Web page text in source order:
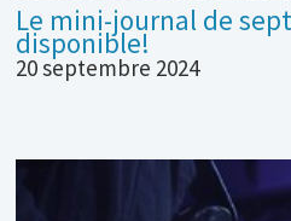
Le mini-journal de
disponible!
20 septembre 2024